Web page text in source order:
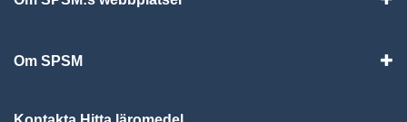
Om SPSM